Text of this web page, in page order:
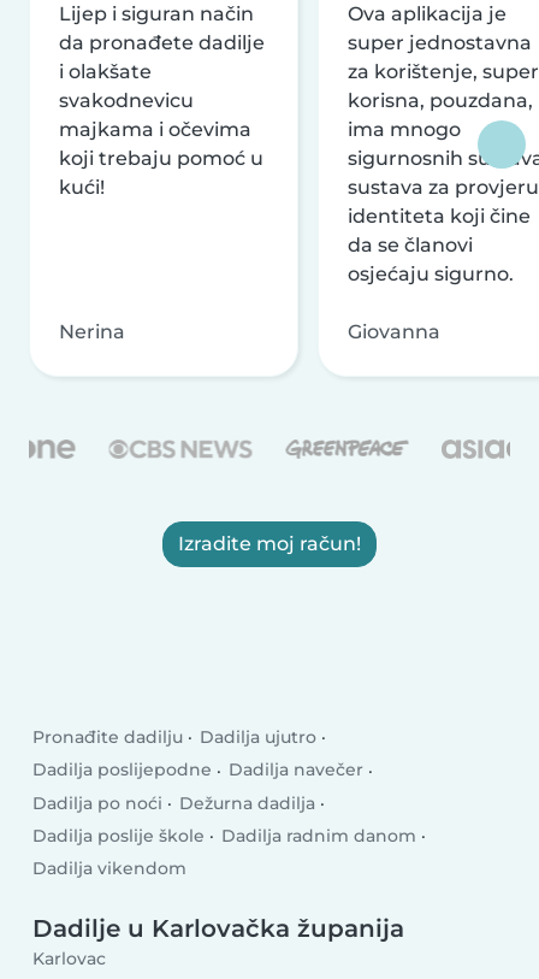
Lijep i siguran način
da pronađete dadilje
i olakšate
svakodnevicu
majkama i očevima
koji trebaju pomoć u
kući!
Nerina
Ova aplikacija je
super jednostavna
za korištenje, super
korisna, pouzdana,
ima mnogo
sigurnosnih
sustava za provjeru
identiteta koji čine
da se članovi
osjećaju sigurno.
Giovanna
Izradite moj račun!
Pronađite dadilju
Dadilja ujutro
Dadilja poslijepodne
Dadilja navečer
Dadilja po noći
Dežurna dadilja
Dadilja poslije škole
Dadilja radnim danom
Dadilja vikendom
Dadilje u Karlovačka županija
Karlovac